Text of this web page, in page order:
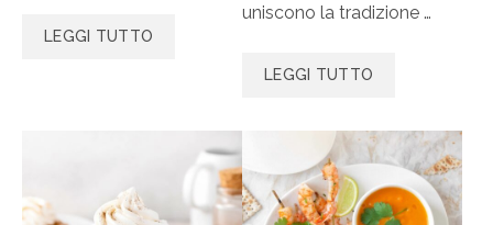
LEGGI TUTTO
uniscono la tradizione …
LEGGI TUTTO